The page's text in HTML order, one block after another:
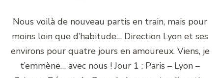
Nous voilà de nouveau partis en train, mais pour
moins loin que d’habitude… Direction Lyon et ses
environs pour quatre jours en amoureux. Viens, je
t’emmène… avec nous ! Jour 1 : Paris – Lyon –